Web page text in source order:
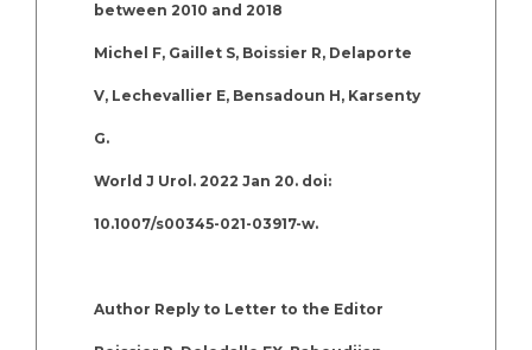
between 2010 and 2018
Michel F, Gaillet S, Boissier R, Delaporte
V, Lechevallier E, Bensadoun H, Karsenty
G.
World J Urol. 2022 Jan 20. doi:
10.1007/s00345-021-03917-w.
Author Reply to Letter to the Editor